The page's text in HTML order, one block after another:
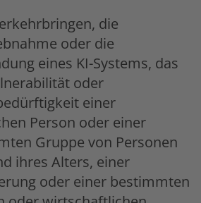
die
oder die
eines KI-Systems, das
oder
einer
Person oder einer
Gruppe von Personen
ihres Alters, einer
oder einer bestimmten